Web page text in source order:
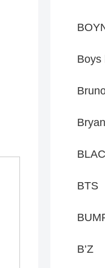
Boys
BTS
B’Z